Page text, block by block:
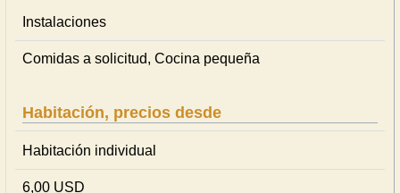
Instalaciones
Comidas a solicitud, Cocina pequeña
Habitación, precios desde
Habitación individual
6,00 USD